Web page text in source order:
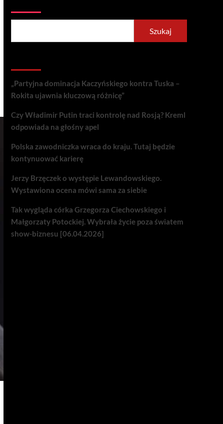
Szukaj
„Partyjna dominacja Kaczyńskiego kontra Tuska –
Rokita ujawnia kluczową różnicę”
Czy Władimir Putin traci kontrolę nad Rosją? Kreml
odpowiada na głośny apel
Polska zawodniczka wraca do kraju. Tutaj będzie
kontynuować karierę
Jerzy Brzęczek o występie Lewandowskiego.
Wystawiona ocena mówi sama za siebie
Tak wygląda córka Grzegorza Ciechowskiego i
Małgorzaty Potockiej. Wybrała życie poza światem
show-biznesu [06.04.2026]